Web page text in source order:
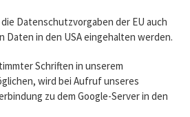
Datenschutzvorgaben der EU auch
Daten in den USA eingehalten werden.
Schriften in unserem
wird bei Aufruf unseres
zu dem Google-Server in den